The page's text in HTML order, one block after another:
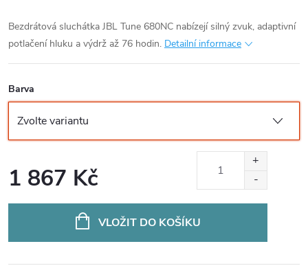
Bezdrátová sluchátka JBL Tune 680NC nabízejí silný zvuk, adaptivní
potlačení hluku a výdrž až 76 hodin. Detailní informace
Barva
1 867 Kč
VLOŽIT DO KOŠÍKU